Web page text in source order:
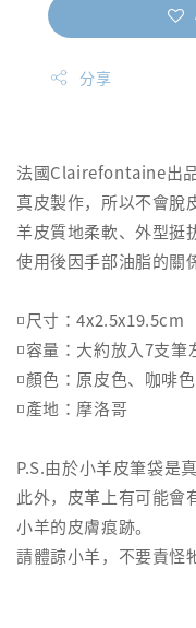
分享
法國Clairefontaine出
真皮製作，所以不會脫
羊皮質地柔軟、外型挺
使用後因手部油脂的關
◽️尺寸：4x2.5x19.5cm
◽️容量：大約放入7支筆
◽️顏色：原皮色、咖啡
◽️產地：摩洛哥
P.S.由於小羊皮筆袋是
此外，皮革上有可能會
小羊的皮膚痕跡。
請體諒小羊，不要責怪